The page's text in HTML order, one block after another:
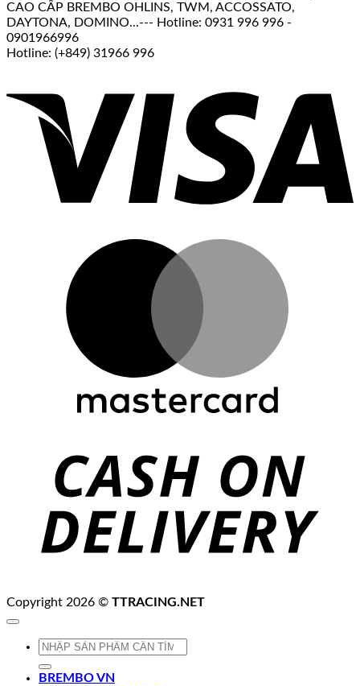
CAO CẤP BREMBO OHLINS, TWM, ACCOSSATO,
DAYTONA, DOMINO...--- Hotline: 0931 996 996 -
0901966996
Hotline: (+849) 31966 996
Copyright 2026 © TTRACING.NET
Tìm
BREMBO VN